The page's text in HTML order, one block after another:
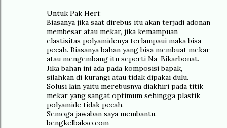
Untuk Pak Heri:
Biasanya jika saat direbus itu akan terjadi adonan
membesar atau mekar, jika kemampuan
elastisitas polyamidenya terlampaui maka bisa
pecah. Biasanya bahan yang bisa membuat mekar
atau mengembang itu seperti Na-Bikarbonat.
Jika bahan ini ada pada komposisi bapak,
silahkan di kurangi atau tidak dipakai dulu.
Solusi lain yaitu merebusnya diakhiri pada titik
mekar yang sangat optimum sehingga plastik
polyamide tidak pecah.
Semoga jawaban saya membantu.
bengkelbakso.com